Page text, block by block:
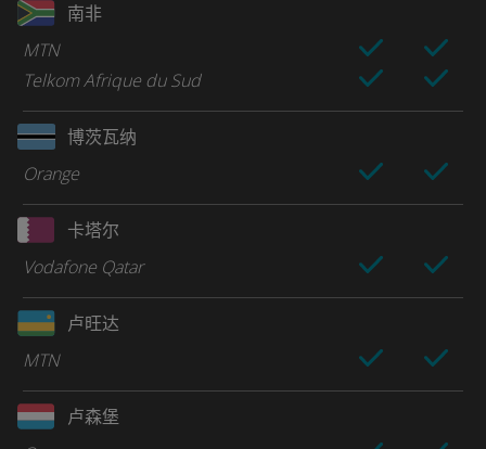
南非
MTN
Telkom Afrique du Sud
博茨瓦纳
Orange
卡塔尔
Vodafone Qatar
卢旺达
MTN
卢森堡